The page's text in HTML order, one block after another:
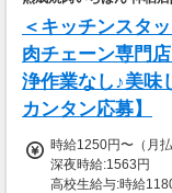
＜キッチンスタ
肉チェーン専門
浄作業なし♪美味
カンタン応募】
時給1250円〜（月払
深夜時給:1563円
高校生給与:時給